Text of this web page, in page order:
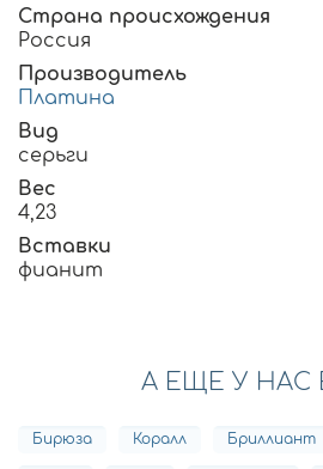
Страна происхождения
Россия
Производитель
Платина
Вид
серьги
Вес
4,23
Вставки
фианит
А ЕЩЕ У НАС
Бирюза Коралл Бриллиант